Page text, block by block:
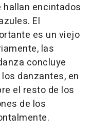
encintados
El
es un viejo
las
concluye
danzantes, en
el resto de los
de los